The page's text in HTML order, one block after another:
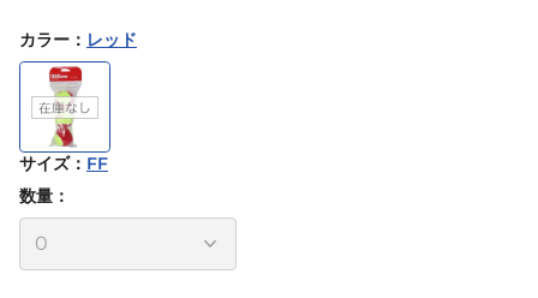
カラー ： レッド
サイズ： FF
数量：